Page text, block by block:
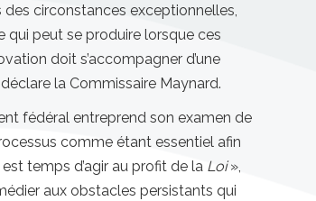
circonstances exceptionnelles,
qui peut se produire lorsque ces
doit s’accompagner d’une
la Commissaire Maynard.
fédéral entreprend son examen de
comme étant essentiel afin
temps d’agir au profit de la Loi»,
aux obstacles persistants qui